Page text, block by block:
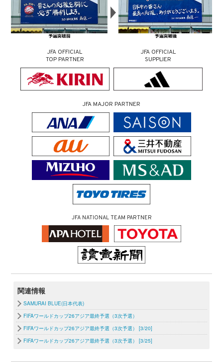
JFA OFFICIAL
TOP PARTNER
JFA OFFICIAL
SUPPLIER
JFA MAJOR PARTNER
JFA NATIONAL TEAM PARTNER
関連情報
SAMURAI BLUE(日本代表)
FIFAワールドカップ26アジア最終予選（3次予選）
FIFAワールドカップ26アジア最終予選（3次予選） [3/20]
FIFAワールドカップ26アジア最終予選（3次予選） [3/25]